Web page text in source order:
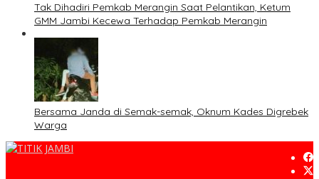
Tak Dihadiri Pemkab Merangin Saat Pelantikan, Ketum
GMM Jambi Kecewa Terhadap Pemkab Merangin
Bersama Janda di Semak-semak, Oknum Kades Digrebek
Warga